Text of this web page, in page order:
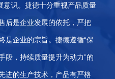
意识。捷德十分重视产品质量
后是企业发展的依托，严把
是企业的宗旨。捷德遵循“保
段，持续质量提升为动力”的
进的生产技术，产品有严格